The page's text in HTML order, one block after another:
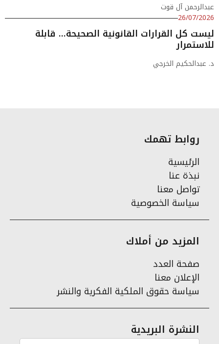
عبدالرحمن آل قوت
26/07/2026
ليست كل القرارات القانونية الصحيحة… قابلة
للاستمرار
د. عبدالحكيم الخرجي
روابط تهمك
الرئيسية
نبذة عنا
تواصل معنا
سياسة الخصوصية
المزيد من أملاك
صفحة العدد
الإعلان معنا
سياسة حقوق الملكية الفكرية والنشر
النشرة البريدية